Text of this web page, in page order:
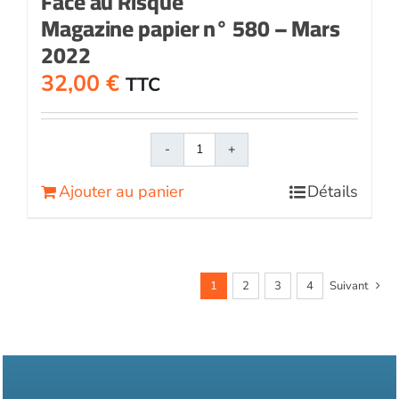
Magazine papier n° 580 – Mars
2022
32,00 € TTC
quantité
n°
580
Ajouter au panier Détails
1 2 3 4 Suivant